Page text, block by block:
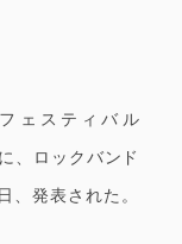
ェスティバル
、ロックバンド
、発表された。